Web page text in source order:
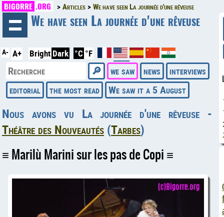
BIGORRE .ORG Articles We have seen La journée d'une rêveuse
We have seen La journée d'une rêveuse
A- A+ Bright Dark °C °F
we saw news
interviews
editorial
the most read We saw it a 5 August
Nous avons vu La journée d'une rêveuse -
Théâtre des Nouveautés (Tarbes)
Marilù Marini sur les pas de Copi